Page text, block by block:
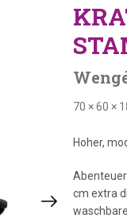
70 × 60 ×
Hoher,
cm extra